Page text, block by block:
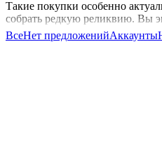
Такие покупки особенно
собрать редкую реликвию. Вы
На GG.Store вы найдёте
ВсеНет предложенийАккаунты